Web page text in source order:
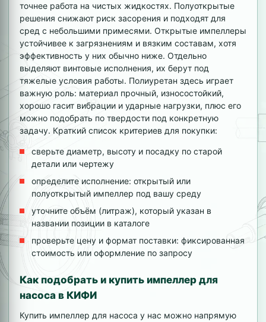
точнее работа на чистых жидкостях. Полуоткрытые
решения снижают риск засорения и подходят для
сред с небольшими примесями. Открытые импеллеры
устойчивее к загрязнениям и вязким составам, хотя
эффективность у них обычно ниже. Отдельно
выделяют винтовые исполнения, их берут под
тяжелые условия работы. Полиуретан здесь играет
важную роль: материал прочный, износостойкий,
хорошо гасит вибрации и ударные нагрузки, плюс его
можно подобрать по твердости под конкретную
задачу. Краткий список критериев для покупки:
сверьте диаметр, высоту и посадку по старой
детали или чертежу
определите исполнение: открытый или
полуоткрытый импеллер под вашу среду
уточните объём (литраж), который указан в
названии позиции в каталоге
проверьте цену и формат поставки: фиксированная
стоимость или оформление по запросу
Как подобрать и купить импеллер для
насоса в КИФИ
Купить импеллер для насоса у нас можно напрямую